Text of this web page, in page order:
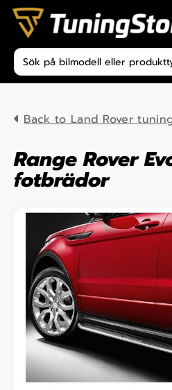
Skip to content
Produktsökning
Back to Land Rover
Range Rover
fotbrädor